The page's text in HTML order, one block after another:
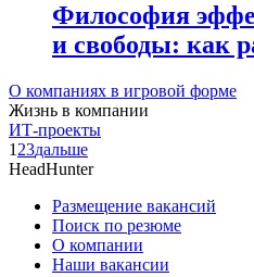
Философия
и свободы: как
О компаниях в игровой форме
Жизнь в компании
ИТ-проекты
1 23дальше
HeadHunter
Размещение вакансий
Поиск по резюме
О компании
Наши вакансии